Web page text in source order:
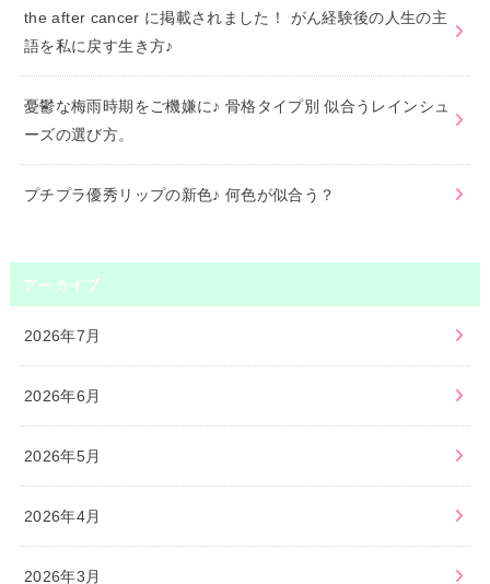
the after cancer に掲載されました！ がん経験後の人生の主
語を私に戻す生き方♪
憂鬱な梅雨時期をご機嫌に♪ 骨格タイプ別 似合うレインシュ
ーズの選び方。
プチプラ優秀リップの新色♪ 何色が似合う？
アーカイブ
2026年7月
2026年6月
2026年5月
2026年4月
2026年3月